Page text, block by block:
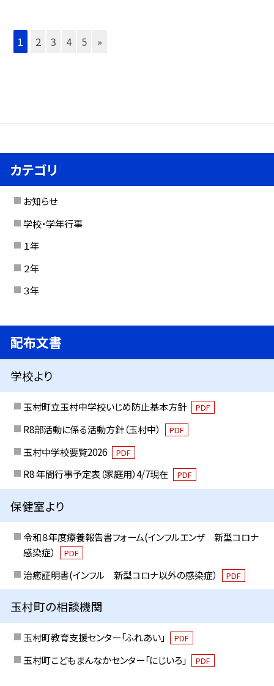
1 2 3 4 5 »
カテゴリ
お知らせ
学校・学年行事
１年
２年
３年
配布文書
学校より
玉村町立玉村中学校いじめ防止基本方針 PDF
R8部活動に係る活動方針（玉村中） PDF
玉村中学校要覧2026 PDF
R8 年間行事予定表（家庭用）4/7現在 PDF
保健室より
令和８年度療養報告書フォーム(インフルエンザ 新型コロナ
感染症）
PDF
治癒証明書(インフル 新型コロナ以外の感染症） PDF
玉村町の相談機関
玉村町教育支援センター「ふれあい」 PDF
玉村町こどもまんなかセンター「にじいろ」 PDF